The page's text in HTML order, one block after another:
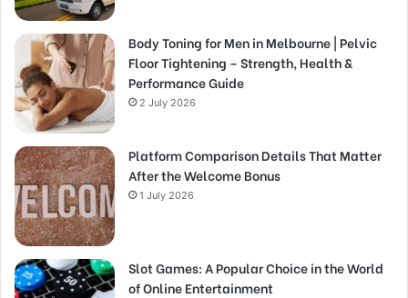
Body Toning for Men in Melbourne | Pelvic
Floor Tightening – Strength, Health &
Performance Guide
2 July 2026
Platform Comparison Details That Matter
After the Welcome Bonus
1 July 2026
Slot Games: A Popular Choice in the World
of Online Entertainment